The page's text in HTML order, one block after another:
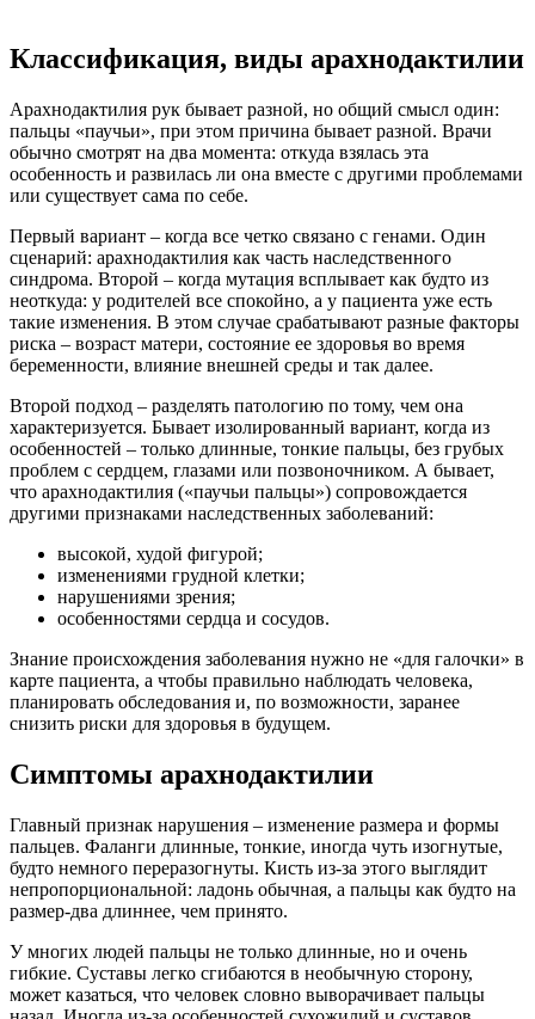
Классификация, виды арахнодактилии
Арахнодактилия рук бывает разной, но общий смысл один:
пальцы «паучьи», при этом причина бывает разной. Врачи
обычно смотрят на два момента: откуда взялась эта
особенность и развилась ли она вместе с другими проблемами
или существует сама по себе.
Первый вариант – когда все четко связано с генами. Один
сценарий: арахнодактилия как часть наследственного
синдрома. Второй – когда мутация всплывает как будто из
неоткуда: у родителей все спокойно, а у пациента уже есть
такие изменения. В этом случае срабатывают разные факторы
риска – возраст матери, состояние ее здоровья во время
беременности, влияние внешней среды и так далее.
Второй подход – разделять патологию по тому, чем она
характеризуется. Бывает изолированный вариант, когда из
особенностей – только длинные, тонкие пальцы, без грубых
проблем с сердцем, глазами или позвоночником. А бывает,
что арахнодактилия («паучьи пальцы») сопровождается
другими признаками наследственных заболеваний:
высокой, худой фигурой;
изменениями грудной клетки;
нарушениями зрения;
особенностями сердца и сосудов.
Знание происхождения заболевания нужно не «для галочки» в
карте пациента, а чтобы правильно наблюдать человека,
планировать обследования и, по возможности, заранее
снизить риски для здоровья в будущем.
Симптомы арахнодактилии
Главный признак нарушения – изменение размера и формы
пальцев. Фаланги длинные, тонкие, иногда чуть изогнутые,
будто немного переразогнуты. Кисть из‑за этого выглядит
непропорциональной: ладонь обычная, а пальцы как будто на
размер‑два длиннее, чем принято.
У многих людей пальцы не только длинные, но и очень
гибкие. Суставы легко сгибаются в необычную сторону,
может казаться, что человек словно выворачивает пальцы